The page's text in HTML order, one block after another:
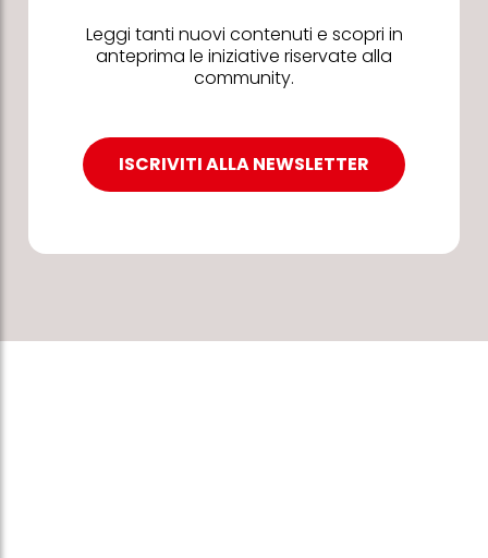
Leggi tanti nuovi contenuti e scopri in
anteprima le iniziative riservate alla
community.
ISCRIVITI ALLA NEWSLETTER